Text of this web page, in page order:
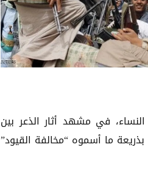
في مشهد أثار الذعر بين
ما أسموه “مخالفة القيود”